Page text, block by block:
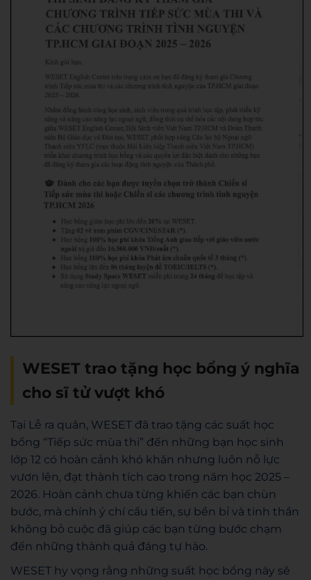
WESET trao tặng học bổng ý nghĩa
cho sĩ tử vượt khó
Tại Lễ ra quân, WESET đã trao tặng các suất học
bổng “Tiếp sức mùa thi” đến những bạn học sinh
lớp 12 có hoàn cảnh khó khăn nhưng luôn nỗ lực
vươn lên, đạt thành tích cao trong năm học 2025 –
2026. Hoàn cảnh chưa từng khiến các bạn chùn
bước, mà chính ý chí cầu tiến, sự bền bỉ và tinh thần
không bỏ cuộc đã giúp các bạn từng bước chạm
đến những thành quả đáng tự hào.
WESET hy vọng rằng những suất học bổng này sẽ